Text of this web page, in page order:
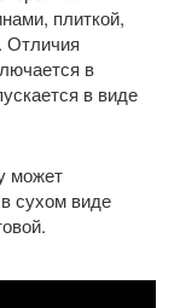
плиткой,
Отличия
в
в виде
может
сухом виде